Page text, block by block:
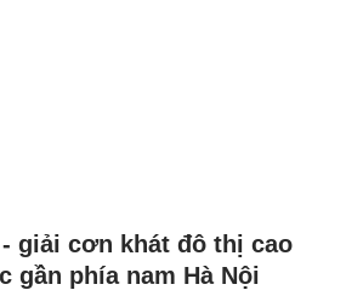
giải cơn khát đô thị cao
gần phía nam Hà Nội